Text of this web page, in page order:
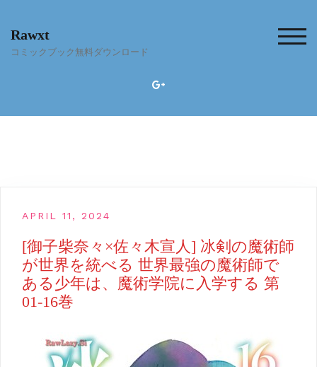
content
Rawxt
コミックブック無料ダウンロード
APRIL 11, 2024
[御子柴奈々×佐々木宣人] 冰剣の魔術師
が世界を統べる 世界最強の魔術師で
ある少年は、魔術学院に入学する 第
01-16巻